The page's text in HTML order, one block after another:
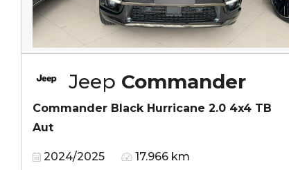
Jeep Commander
Commander Black Hurricane 2.0 4x4 TB
Aut
2024/2025 17.966 km